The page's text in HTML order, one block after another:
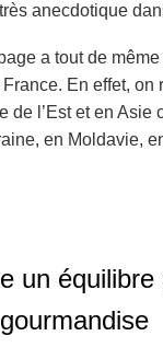
anecdotique
a tout de
France. En effet, on
de l’Est eten Asie
en Moldavie,
un